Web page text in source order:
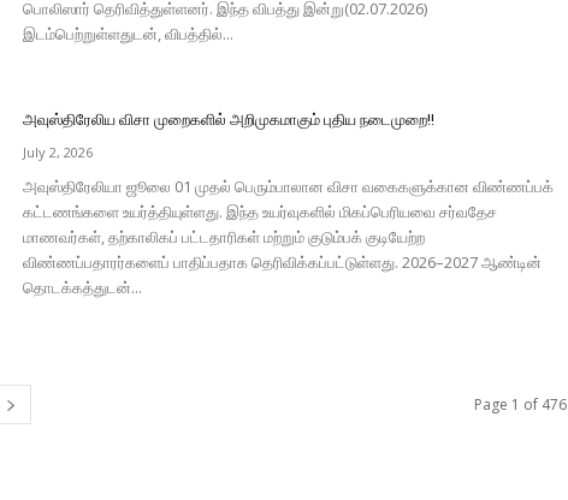
பொலிஸார் தெரிவித்துள்ளனர். இந்த விபத்து இன்று(02.07.2026)
இடம்பெற்றுள்ளதுடன், விபத்தில்...
அவுஸ்திரேலிய விசா முறைகளில் அறிமுகமாகும் புதிய நடைமுறை!!
July 2, 2026
அவுஸ்திரேலியா ஜூலை 01 முதல் பெரும்பாலான விசா வகைகளுக்கான விண்ணப்பக்
கட்டணங்களை உயர்த்தியுள்ளது. இந்த உயர்வுகளில் மிகப்பெரியவை சர்வதேச
மாணவர்கள், தற்காலிகப் பட்டதாரிகள் மற்றும் குடும்பக் குடியேற்ற
விண்ணப்பதாரர்களைப் பாதிப்பதாக தெரிவிக்கப்பட்டுள்ளது. 2026–2027 ஆண்டின்
தொடக்கத்துடன்...
Page 1 of 476